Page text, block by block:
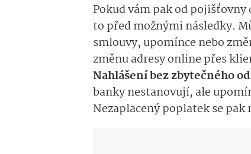
Pokud vám pak od
to před možnými následky.
smlouvy, upomínce nebo
změnu adresy online přes
Nahlášení bez zbytečného
banky nestanovují, ale
Nezaplacený poplatek se